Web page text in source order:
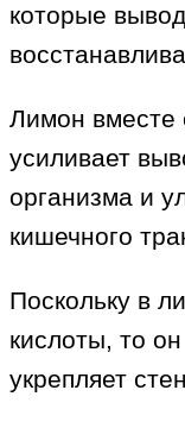
которые
Лимон вместе
усиливает
организма и
кишечного
Поскольку в
кислоты, то
укрепляет